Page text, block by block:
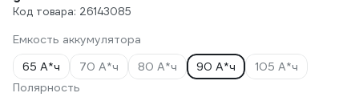
Код товара: 26143085
Емкость аккумулятора
65 А*ч
70 А*ч 80 А*ч 90 А*ч
105 А*ч
Полярность